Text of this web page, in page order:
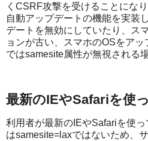
くCSRF攻撃を受けることにな
自動アップデートの機能を実装
デートを無効にしていたり、ス
ョンが古い、スマホのOSをア
ではsamesite属性が無視される
最新のIEやSafariを使
利用者が最新のIEやSafariを使
はsamesite=laxではないため、